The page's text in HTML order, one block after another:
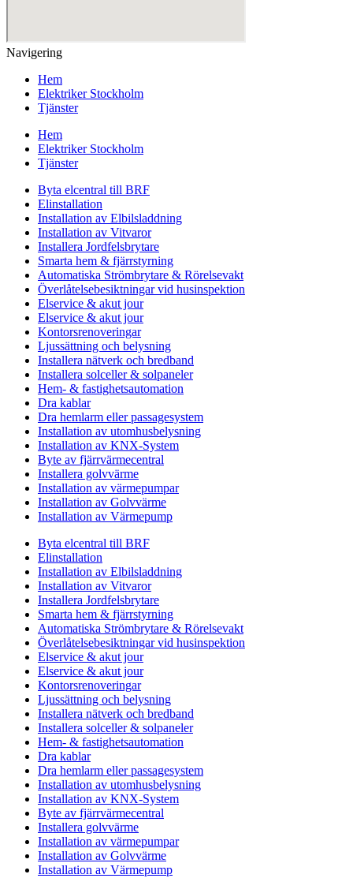
Navigering
Hem
Elektriker Stockholm
Tjänster
Hem
Elektriker Stockholm
Tjänster
Byta elcentral till BRF
Elinstallation
Installation av Elbilsladdning
Installation av Vitvaror
Installera Jordfelsbrytare
Smarta hem & fjärrstyrning
Automatiska Strömbrytare & Rörelsevakt
Överlåtelsebesiktningar vid husinspektion
Elservice & akut jour
Elservice & akut jour
Kontorsrenoveringar
Ljussättning och belysning
Installera nätverk och bredband
Installera solceller & solpaneler
Hem- & fastighetsautomation
Dra kablar
Dra hemlarm eller passagesystem
Installation av utomhusbelysning
Installation av KNX-System
Byte av fjärrvärmecentral
Installera golvvärme
Installation av värmepumpar
Installation av Golvvärme
Installation av Värmepump
Byta elcentral till BRF
Elinstallation
Installation av Elbilsladdning
Installation av Vitvaror
Installera Jordfelsbrytare
Smarta hem & fjärrstyrning
Automatiska Strömbrytare & Rörelsevakt
Överlåtelsebesiktningar vid husinspektion
Elservice & akut jour
Elservice & akut jour
Kontorsrenoveringar
Ljussättning och belysning
Installera nätverk och bredband
Installera solceller & solpaneler
Hem- & fastighetsautomation
Dra kablar
Dra hemlarm eller passagesystem
Installation av utomhusbelysning
Installation av KNX-System
Byte av fjärrvärmecentral
Installera golvvärme
Installation av värmepumpar
Installation av Golvvärme
Installation av Värmepump